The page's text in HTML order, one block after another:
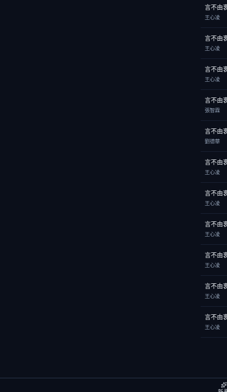
言不由
王心凌
言不由
王心凌
言不由
王心凌
言不由
張智霖
言不由
劉德華
言不由
王心凌
言不由
王心凌
言不由
王心凌
言不由
王心凌
言不由
王心凌
言不由
王心凌